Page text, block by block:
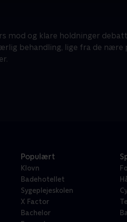
mod og klare holdninger
behandling, lige fra de
Populært
Klovn
Badehotellet
Sygeplejeskolen
X Factor
Bachelor